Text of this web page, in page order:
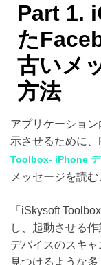
Part 1.
た
古いメ
方法
アプリケーショ
示させるために
Toolbox- iPhone デ
メッセージを読む
「iSkysoft
し、起動させる
デバイスのスキ
見つけるような